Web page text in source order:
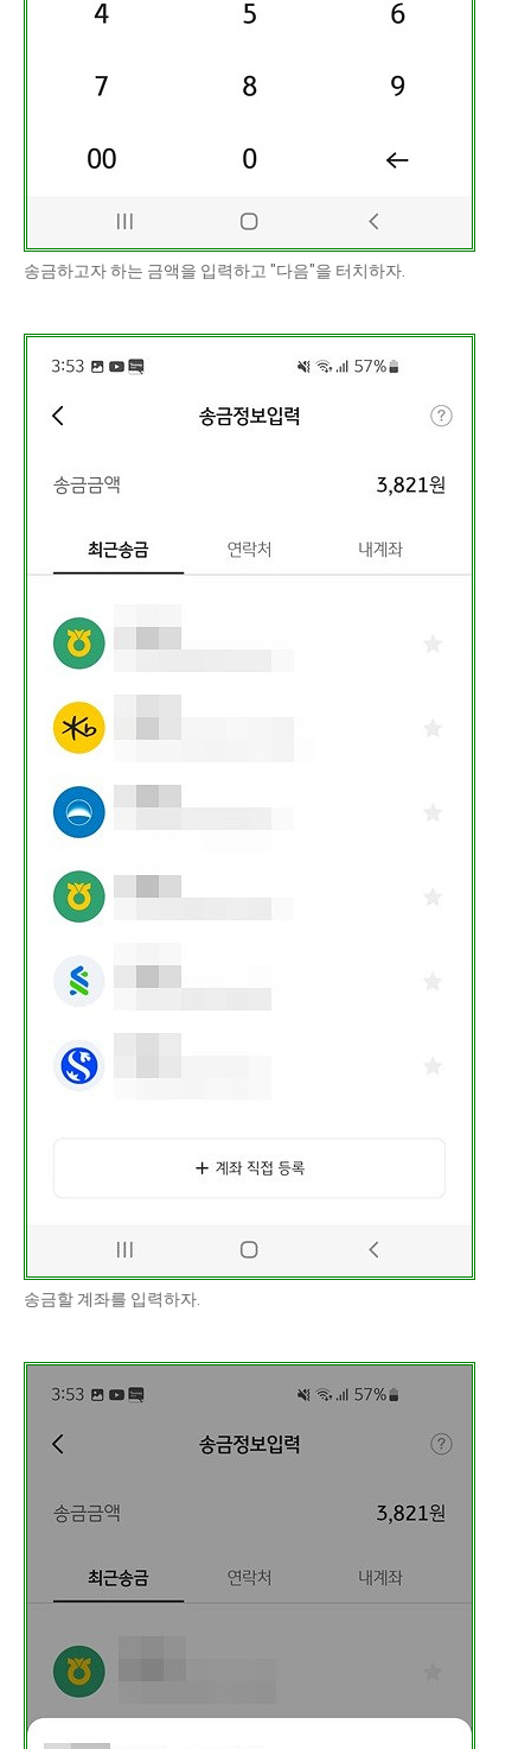
송금하고자 하는 금액을 입력하고 "다음"을 터치하자.
송금할 계좌를 입력하자.